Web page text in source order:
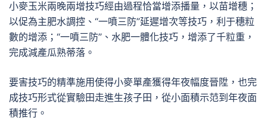
小麥玉米兩晚兩增技巧經由過程恰當增添播量，以苗增穗；
以促為主肥水調控、“一噴三防”延遲增次等技巧，利于穗粒
數的增添；“一噴三防”、水肥一體化技巧，增添了千粒重，
完成減產瓜熟蒂落。
要害技巧的精準施用使得小麥單產獲得年夜幅度晉陞，也完
成技巧形式從實驗田走進生孩子田，從小面積示范到年夜面
積推行。